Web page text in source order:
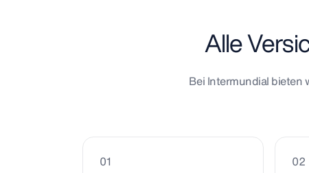
Alle
Bei Intermundial bieten
01 02